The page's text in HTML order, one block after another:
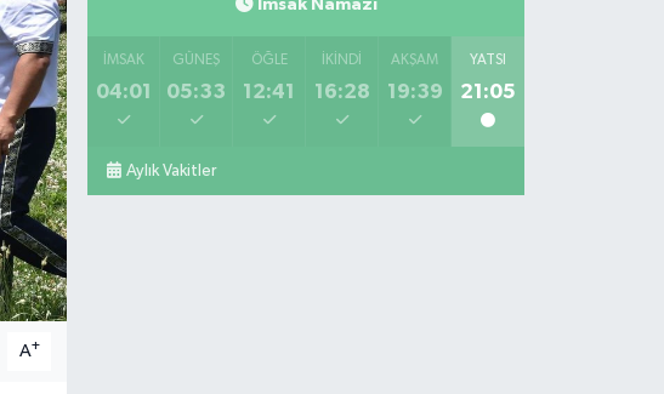
A+
İmsak Namazı
İMSAK
04:01
GÜNEŞ
05:33
ÖĞLE
12:41
İKINDI
16:28
AKŞAM
19:39
YATSI
21:05
Aylık Vakitler